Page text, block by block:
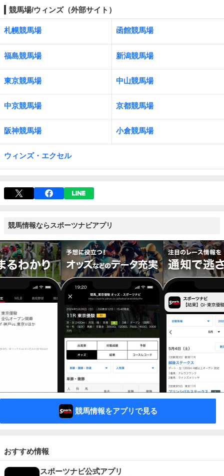
競馬場/ウィンズ（外部サイト）
札幌競馬場 函館競馬場
福島競馬場 新潟競馬場
東京競馬場 中山競馬場
中京競馬場 京都競馬場
阪神競馬場 小倉競馬場
ウィンズ・エクセル
競馬情報ならスポーツナビアプリ
競馬情報をアプリで見る
おすすめ情報
スポーツナビ公式アプリ